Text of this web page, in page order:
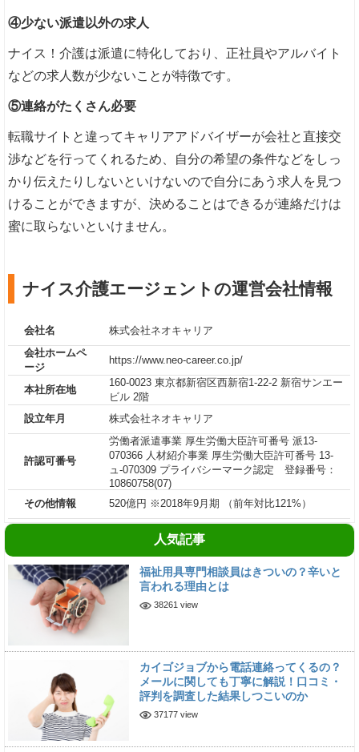
④少ない派遣以外の求人
ナイス！介護は派遣に特化しており、正社員やアルバイト
などの求人数が少ないことが特徴です。
⑤連絡がたくさん必要
転職サイトと違ってキャリアアドバイザーが会社と直接交
渉などを行ってくれるため、自分の希望の条件などをしっ
かり伝えたりしないといけないので自分にあう求人を見つ
けることができますが、決めることはできるが連絡だけは
蜜に取らないといけません。
ナイス介護エージェントの運営会社情報
会社名
株式会社ネオキャリア
会社ホームペ
ージ
https://www.neo-career.co.jp/
本社所在地
160-0023 東京都新宿区西新宿1-22-2 新宿サンエー
ビル 2階
設立年月
株式会社ネオキャリア
許認可番号
労働者派遣事業 厚生労働大臣許可番号 派13-
070366 人材紹介事業 厚生労働大臣許可番号 13-
ュ-070309 プライバシーマーク認定 登録番号：
10860758(07)
その他情報
520億円 ※2018年9月期 （前年対比121%）
人気記事
福祉用具専門相談員はきついの？辛いと
言われる理由とは
38261 view
カイゴジョブから電話連絡ってくるの？
メールに関しても丁寧に解説！口コミ・
評判を調査した結果しつこいのか
37177 view